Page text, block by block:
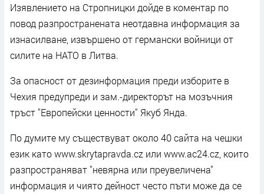
Изявлението на Стропницки дойде в коментар по
повод разпространената неотдавна информация за
изнасилване, извършено от германски войници от
силите на НАТО в Литва.
За опасност от дезинформация преди изборите в
Чехия предупреди и зам.-директорът на мозъчния
тръст "Европейски ценности" Якуб Янда.
По думите му съществуват около 40 сайта на чешки
език като www.skrytapravda.cz или www.ac24.cz, които
разпространяват "невярна или преувеличена"
информация и чиято дейност често пъти може да се